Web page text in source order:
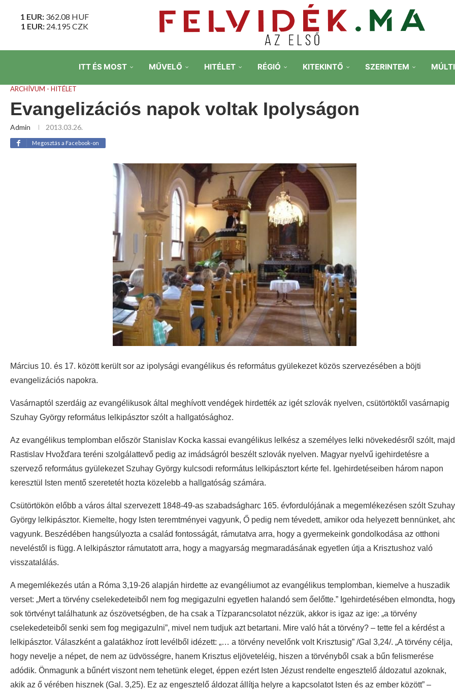
1 EUR: 362.08 HUF
1 EUR: 24.195 CZK
ITT ÉS MOST MŰVELŐ HITÉLET RÉGIÓ KITEKINTŐ SZERINTEM
ARCHÍVUM - HITÉLET
Evangelizációs napok voltak Ipolyságon
Admin 2013.03.26.
Megosztás a Facebook-on
Március 10. és 17. között került sor az ipolysági evangélikus és református gyülekezet közös szervezésében a böjti
evangelizációs napokra.
Vasárnaptól szerdáig az evangélikusok által meghívott vendégek hirdették az igét szlovák nyelven, csütörtöktől vasárnapig
Szuhay György református lelkipásztor szólt a hallgatósághoz.
Az evangélikus templomban először Stanislav Kocka kassai evangélikus lelkész a személyes lelki növekedésről szólt, majd
Rastislav Hvožďara teréni szolgálattevő pedig az imádságról beszélt szlovák nyelven. Magyar nyelvű igehirdetésre a
szervező református gyülekezet Szuhay György kulcsodi református lelkipásztort kérte fel. Igehirdetéseiben három napon
keresztül Isten mentő szeretetét hozta közelebb a hallgatóság számára.
Csütörtökön előbb a város által szervezett 1848-49-as szabadságharc 165. évfordulójának a megemlékezésen szólt Szuhay
György lelkipásztor. Kiemelte, hogy Isten teremtményei vagyunk, Ő pedig nem tévedett, amikor oda helyezett bennünket,
vagyunk. Beszédében hangsúlyozta a család fontosságát, rámutatva arra, hogy a gyermekeink gondolkodása az otthoni
neveléstől is függ. A lelkipásztor rámutatott arra, hogy a magyarság megmaradásának egyetlen útja a Krisztushoz való
visszatalálás.
A megemlékezés után a Róma 3,19-26 alapján hirdette az evangéliumot az evangélikus templomban, kiemelve a huszadik
verset: „Mert a törvény cselekedeteiből nem fog megigazulni egyetlen halandó sem őelőtte.” Igehirdetésében elmondta,
sok törtvényt találhatunk az ószövetségben, de ha csak a Tízparancsolatot nézzük, akkor is igaz az ige: „a törvény
cselekedeteiből senki sem fog megigazulni”, mivel nem tudjuk azt betartani. Mire való hát a törvény? – tette fel a kérdést a
lelkipásztor. Válaszként a galatákhoz írott levélből idézett: „… a törvény nevelőnk volt Krisztusig” /Gal 3,24/. „A törvény célja,
hogy nevelje a népet, de nem az üdvösségre, hanem Krisztus eljöveteléig, hiszen a törvényből csak a bűn felismerése
adódik. Önmagunk a bűnért viszont nem tehetünk eleget, éppen ezért Isten Jézust rendelte engesztelő áldozatul azoknak,
akik az ő vérében hisznek (Gal. 3,25). Ez az engesztelő áldozat állítja helyre a kapcsolatot Isten és az ember között” –